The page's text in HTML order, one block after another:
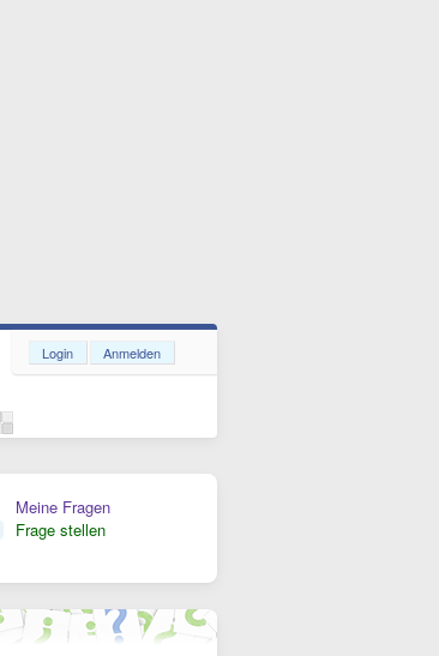
Login Anmelden
Meine Fragen
Frage stellen